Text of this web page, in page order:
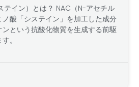
テイン）とは？ NAC（N-アセチル
酸「システイン」を加工した成分
という抗酸化物質を生成する前駆
。